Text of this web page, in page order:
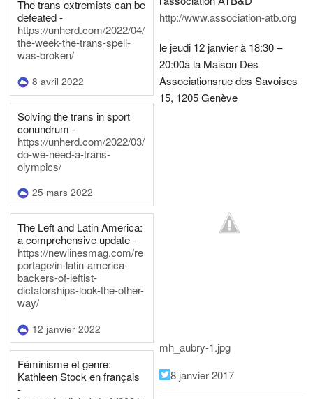
The trans extremists can be
defeated -
https://unherd.com/2022/04/
the-week-the-trans-spell-
was-broken/
8 avril 2022
Solving the trans in sport
conundrum -
https://unherd.com/2022/03/
do-we-need-a-trans-
olympics/
25 mars 2022
The Left and Latin America:
a comprehensive update -
https://newlinesmag.com/re
portage/in-latin-america-
backers-of-leftist-
dictatorships-look-the-other-
way/
12 janvier 2022
Féminisme et genre:
Kathleen Stock en français
-
http://www.association-atb.org
le jeudi 12 janvier à 18:30 –
20:00à la Maison Des
Associationsrue des Savoises
15, 1205 Genève
mh_aubry-1.jpg
8 janvier 2017